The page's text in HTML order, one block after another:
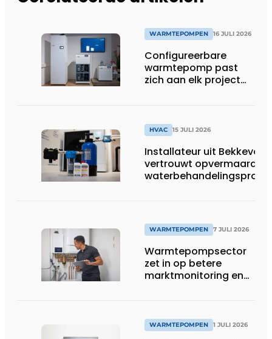
WARMTEPOMPEN 16 JULI 2026
Configureerbare
warmtepomp past
zich aan elk project
HVAC 15 JULI 2026
Installateur uit
vertrouwt opvermaarde
WARMTEPOMPEN 7 JULI 2026
Warmtepompsector
zet in op betere
marktmonitoring en
WARMTEPOMPEN 1 JULI 2026